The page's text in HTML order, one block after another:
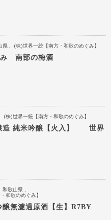
県 (株)世界一統【南方・和歌のめぐみ】
南部の梅酒
(株)世界一統【南方・和歌のめぐみ】
造 純米吟醸【火入】 世界
和歌山県
和歌のめぐみ】
醸無濾過原酒【生】R7BY